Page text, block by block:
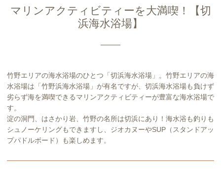
マリンアクティビティーを大満喫！【切
浜海水浴場】
竹野エリアの海水浴場のひとつ「切浜海水浴場」。竹野エリアの海
水浴場は「竹野浜海水浴場」が有名ですが、切浜海水浴場も負けず
劣らず海を満喫できるマリンアクティビティーが豊富な海水浴場で
す。
淀の洞門、はさかり岩、竹野の名所は切浜にあり！海水浴も釣りも
シュノーケリングもできますし、ジオカヌーやSUP（スタンドアッ
プパドルボード）も楽しめます。